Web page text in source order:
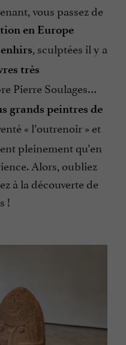
vous passez de
en Europe
, sculptées il y a
très
Pierre Soulages…
grands peintres de
« l’outrenoir » et
pleinement qu’en
Alors, oubliez
à la découverte de
!